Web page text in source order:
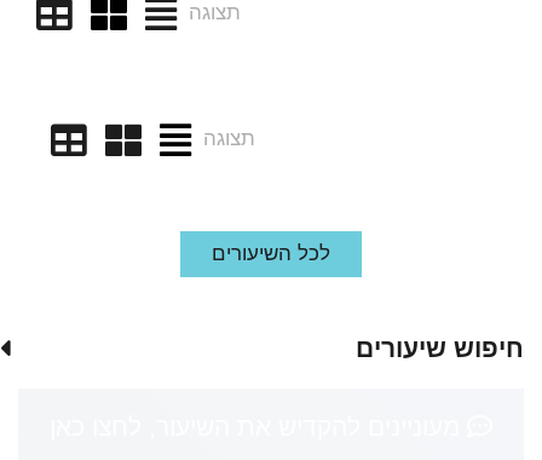
תצוגה
תצוגה
לכל השיעורים
חיפוש שיעורים